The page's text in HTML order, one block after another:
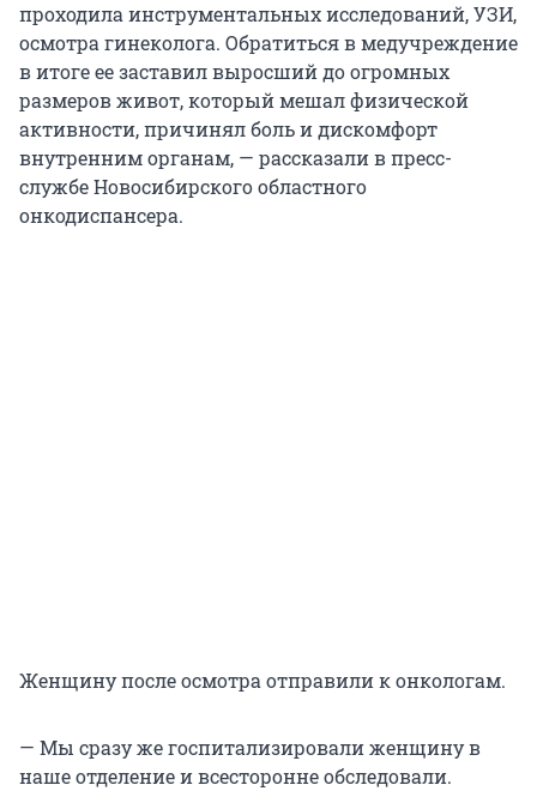
проходила инструментальных исследований, УЗИ,
осмотра гинеколога. Обратиться в медучреждение
в итоге ее заставил выросший до огромных
размеров живот, который мешал физической
активности, причинял боль и дискомфорт
внутренним органам, — рассказали в пресс-
службе Новосибирского областного
онкодиспансера.
Женщину после осмотра отправили к онкологам.
— Мы сразу же госпитализировали женщину в
наше отделение и всесторонне обследовали.